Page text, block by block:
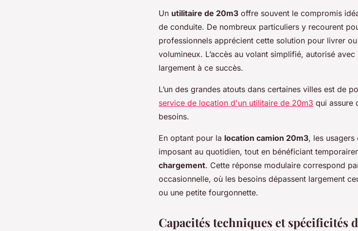
Un utilitaire de 20m3 offre souvent le compromis
de conduite. De nombreux particuliers y recourent
professionnels apprécient cette solution pour livrer
volumineux. L’accès au volant simplifié, autorisé avec
largement à ce succès.
L’un des grandes atouts dans certaines villes est de
service de location d'un utilitaire de 20m3 qui assure
besoins.
En optant pour la location camion 20m3, les usagers
imposant au quotidien, tout en bénéficiant
chargement. Cette réponse modulaire correspond
occasionnelle, où les besoins dépassent largement
ou une petite fourgonnette.
Capacités techniques et spécificités